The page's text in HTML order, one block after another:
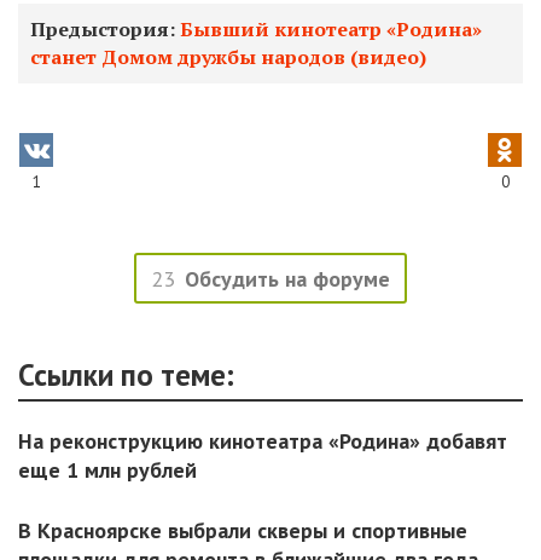
Предыстория:Бывший кинотеатр «Родина»
станет Домом дружбы народов (видео)
1 0
23 Обсудить на форуме
Ссылки по теме:
На реконструкцию кинотеатра «Родина» добавят
еще 1 млн рублей
В Красноярске выбрали скверы и спортивные